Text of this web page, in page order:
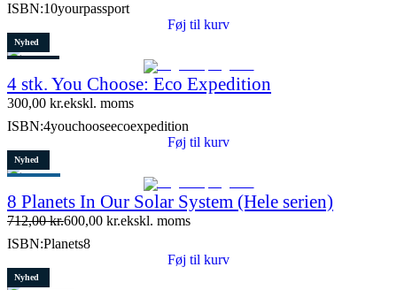
ISBN:10yourpassport
Føj til kurv
Nyhed
7 stk. tilbage
4 stk. You Choose: Eco Expedition
300,00 kr.ekskl. moms
ISBN:4youchooseecoexpedition
Føj til kurv
Nyhed
Tilbud
Restparti
15 stk. tilbage
8 Planets In Our Solar System (Hele serien)
712,00kr.600,00 kr.ekskl. moms
ISBN:Planets8
Føj til kurv
Nyhed